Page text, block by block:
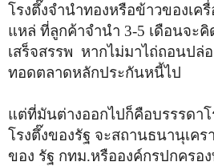
โรงตึ๊งจำนำทองหรือข้าวของเค
แหล่ ที่ลูกค้าจำนำ 3-5 เดือนจะคิ
เสร็จสรรพ หากไม่มาไถ่ถอนปล่
ทอดตลาดหลักประกันหนี้ไป
แต่ที่มันต่างออกไปก็คือบรรรดา
โรงตึ๊งของรัฐ จะสถานธนานุเค
ของ รัฐ กทม.หรือองค์กรปกครอ